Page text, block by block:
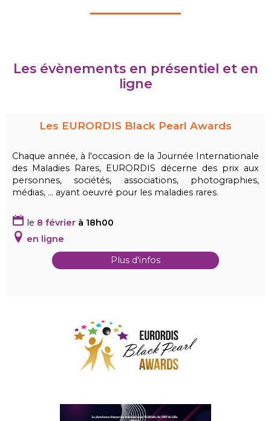
Les évènements en présentiel et en
ligne
Les EURORDIS Black Pearl Awards
Chaque année, à l'occasion de la Journée Internationale
des Maladies Rares, EURORDIS décerne des prix aux
personnes, sociétés, associations, photographies,
médias, ... ayant oeuvré pour les maladies rares.
le 8 février à 18h00
en ligne
Plus d'infos